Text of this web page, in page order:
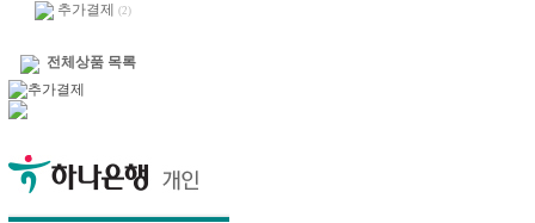
추가결제 (2)
전체상품 목록